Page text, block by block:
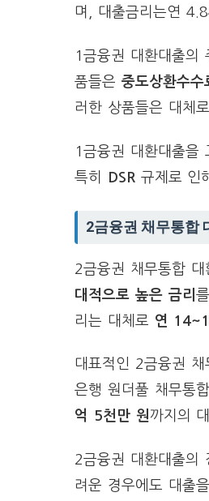
며, 대출금리는연
1금융권 대환대출의
품들은 중도상환수
러한 상품들은 대체
1금융권 대환대출을
특히
DSR 규제로 인
2금융권 채무통합
2금융권 채무통합
대적으로 높은 금리
리는 대체로 연
대표적인 2금융권
은행 원더풀 채무통
억 5천만 원까지의
2금융권 대환대출의
려운 경우에도 대출